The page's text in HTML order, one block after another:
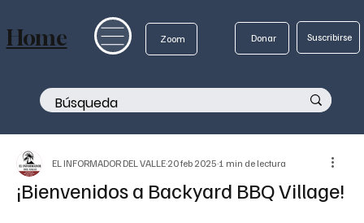
Zoom Donar Suscribirse
Home
¡Bienvenidos a Backyard BBQ Village!
EL INFORMADOR DEL VALLE 20 feb 2025 1 min de lectura